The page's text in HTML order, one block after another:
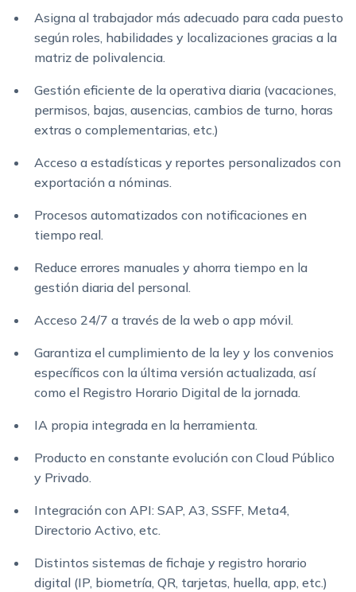
Asigna al trabajador más adecuado para cada puesto
según roles, habilidades y localizaciones gracias a la
matriz de polivalencia.
Gestión eficiente de la operativa diaria (vacaciones,
permisos, bajas, ausencias, cambios de turno, horas
extras o complementarias, etc.)
Acceso a estadísticas y reportes personalizados con
exportación a nóminas.
Procesos automatizados con notificaciones en
tiempo real.
Reduce errores manuales y ahorra tiempo en la
gestión diaria del personal.
Acceso 24/7 a través de la web o app móvil.
Garantiza el cumplimiento de la ley y los convenios
específicos con la última versión actualizada, así
como el Registro Horario Digital de la jornada.
IA propia integrada en la herramienta.
Producto en constante evolución con Cloud Público
y Privado.
Integración con API: SAP, A3, SSFF, Meta4,
Directorio Activo, etc.
Distintos sistemas de fichaje y registro horario
digital (IP, biometría, QR, tarjetas, huella, app, etc.)